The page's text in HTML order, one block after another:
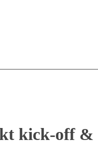
kick-off &